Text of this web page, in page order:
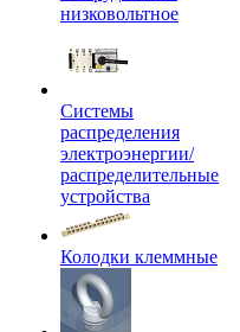
низковольтное
Системы
распределения
электроэнергии/
распределительные
устройства
Колодки клеммные